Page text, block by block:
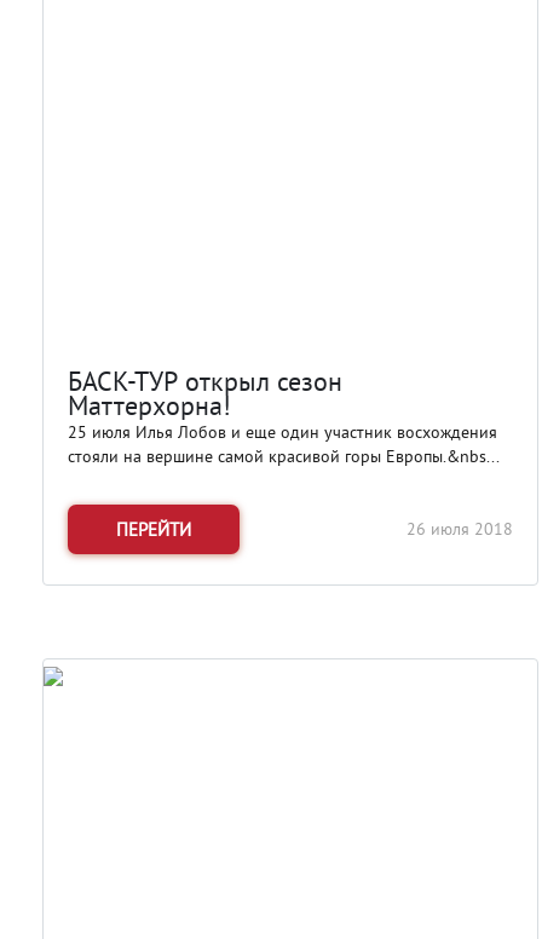
БАСК-ТУР открыл сезон
Маттерхорна!
25 июля Илья Лобов и еще один участник восхождения
стояли на вершине самой красивой горы Европы.&nbs...
ПЕРЕЙТИ 26 июля 2018